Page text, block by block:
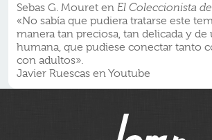
Sebas G. Mouret en El Coleccionista
«No sabía que pudiera tratarse este
manera tan preciosa, tan delicada y
humana, que pudiese conectar tanto
con adultos».
Javier Ruescas en Youtube